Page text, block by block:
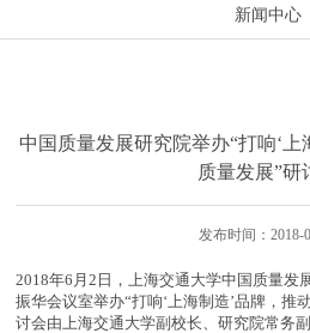
新闻中心
中国质量发展研究院举办“打响‘
质量发展”研
发布时间：2018-
2018年6月2日，上海交通大学中国质量发
振华会议室举办“打响‘上海制造’品牌，推
讨会由上海交通大学副校长、研究院常务